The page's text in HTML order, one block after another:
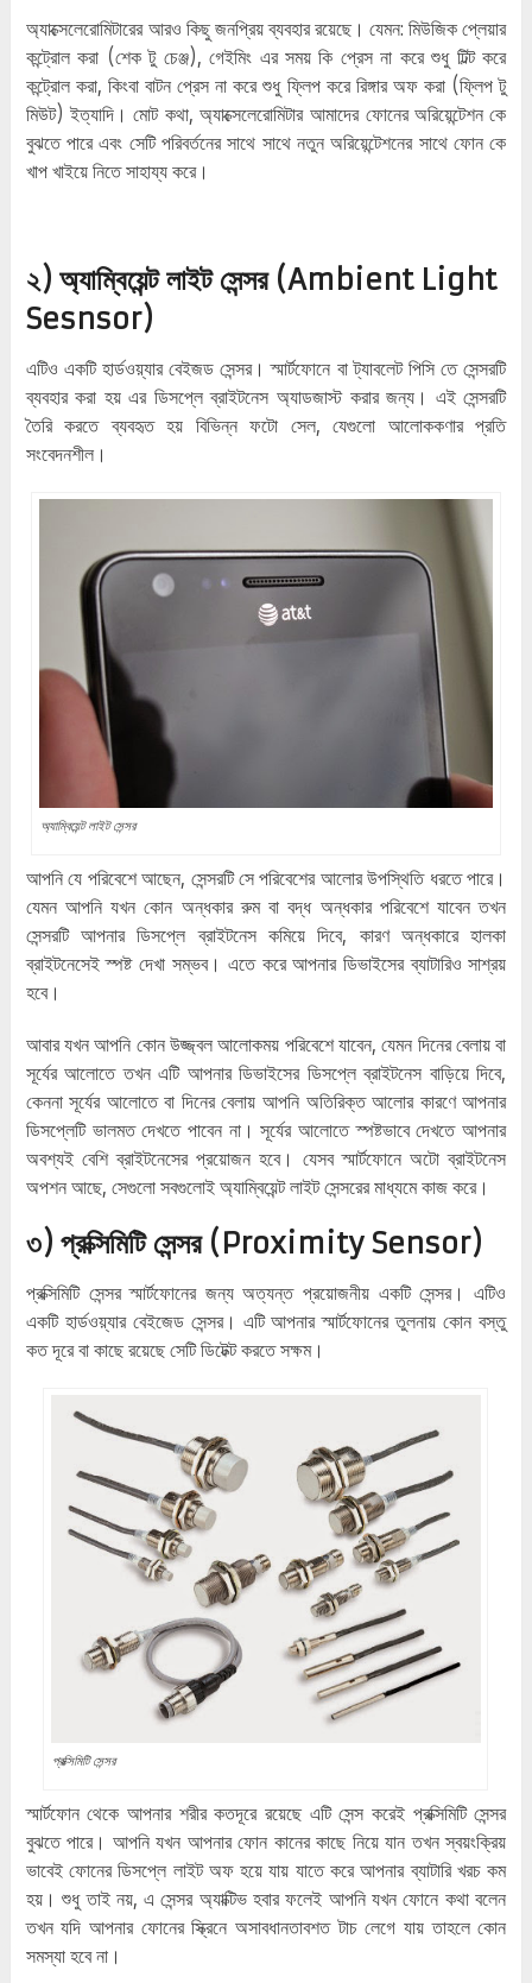
অ্যাক্সেলেরোমিটারের আরও কিছু জনপ্রিয় ব্যবহার রয়েছে। যেমন: মিউজিক প্লেয়ার
কন্ট্রোল করা (শেক টু চেঞ্জ), গেইমিং এর সময় কি প্রেস না করে শুধু টিল্ট করে
কন্ট্রোল করা, কিংবা বাটন প্রেস না করে শুধু ফ্লিপ করে রিঙ্গার অফ করা (ফ্লিপ টু
মিউট) ইত্যাদি। মোট কথা, অ্যাক্সেলেরোমিটার আমাদের ফোনের অরিয়েন্টেশন কে
বুঝতে পারে এবং সেটি পরিবর্তনের সাথে সাথে নতুন অরিয়েন্টেশনের সাথে ফোন কে
খাপ খাইয়ে নিতে সাহায্য করে।
২) অ্যাম্বিয়েন্ট লাইট সেন্সর (Ambient Light
Sesnsor)
এটিও একটি হার্ডওয়্যার বেইজড সেন্সর। স্মার্টফোনে বা ট্যাবলেট পিসি তে সেন্সরটি
ব্যবহার করা হয় এর ডিসপ্লে ব্রাইটনেস অ্যাডজাস্ট করার জন্য। এই সেন্সরটি
তৈরি করতে ব্যবহৃত হয় বিভিন্ন ফটো সেল, যেগুলো আলোককণার প্রতি
সংবেদনশীল।
অ্যাম্বিয়েন্ট লাইট সেন্সর
আপনি যে পরিবেশে আছেন, সেন্সরটি সে পরিবেশের আলোর উপস্থিতি ধরতে পারে।
যেমন আপনি যখন কোন অন্ধকার রুম বা বদ্ধ অন্ধকার পরিবেশে যাবেন তখন
সেন্সরটি আপনার ডিসপ্লে ব্রাইটনেস কমিয়ে দিবে, কারণ অন্ধকারে হালকা
ব্রাইটনেসেই স্পষ্ট দেখা সম্ভব। এতে করে আপনার ডিভাইসের ব্যাটারিও সাশ্রয়
হবে।
আবার যখন আপনি কোন উজ্জ্বল আলোকময় পরিবেশে যাবেন, যেমন দিনের বেলায় বা
সূর্যের আলোতে তখন এটি আপনার ডিভাইসের ডিসপ্লে ব্রাইটনেস বাড়িয়ে দিবে,
কেননা সূর্যের আলোতে বা দিনের বেলায় আপনি অতিরিক্ত আলোর কারণে আপনার
ডিসপ্লেটি ভালমত দেখতে পাবেন না। সূর্যের আলোতে স্পষ্টভাবে দেখতে আপনার
অবশ্যই বেশি ব্রাইটনেসের প্রয়োজন হবে। যেসব স্মার্টফোনে অটো ব্রাইটনেস
অপশন আছে, সেগুলো সবগুলোই অ্যাম্বিয়েন্ট লাইট সেন্সরের মাধ্যমে কাজ করে।
৩) প্রক্সিমিটি সেন্সর (Proximity Sensor)
প্রক্সিমিটি সেন্সর স্মার্টফোনের জন্য অত্যন্ত প্রয়োজনীয় একটি সেন্সর। এটিও
একটি হার্ডওয়্যার বেইজেড সেন্সর। এটি আপনার স্মার্টফোনের তুলনায় কোন বস্তু
কত দূরে বা কাছে রয়েছে সেটি ডিটেক্ট করতে সক্ষম।
প্রক্সিমিটি সেন্সর
স্মার্টফোন থেকে আপনার শরীর কতদূরে রয়েছে এটি সেন্স করেই প্রক্সিমিটি সেন্সর
বুঝতে পারে। আপনি যখন আপনার ফোন কানের কাছে নিয়ে যান তখন স্বয়ংক্রিয়
ভাবেই ফোনের ডিসপ্লে লাইট অফ হয়ে যায় যাতে করে আপনার ব্যাটারি খরচ কম
হয়। শুধু তাই নয়, এ সেন্সর অ্যাক্টিভ হবার ফলেই আপনি যখন ফোনে কথা বলেন
তখন যদি আপনার ফোনের স্ক্রিনে অসাবধানতাবশত টাচ লেগে যায় তাহলে কোন
সমস্যা হবে না।